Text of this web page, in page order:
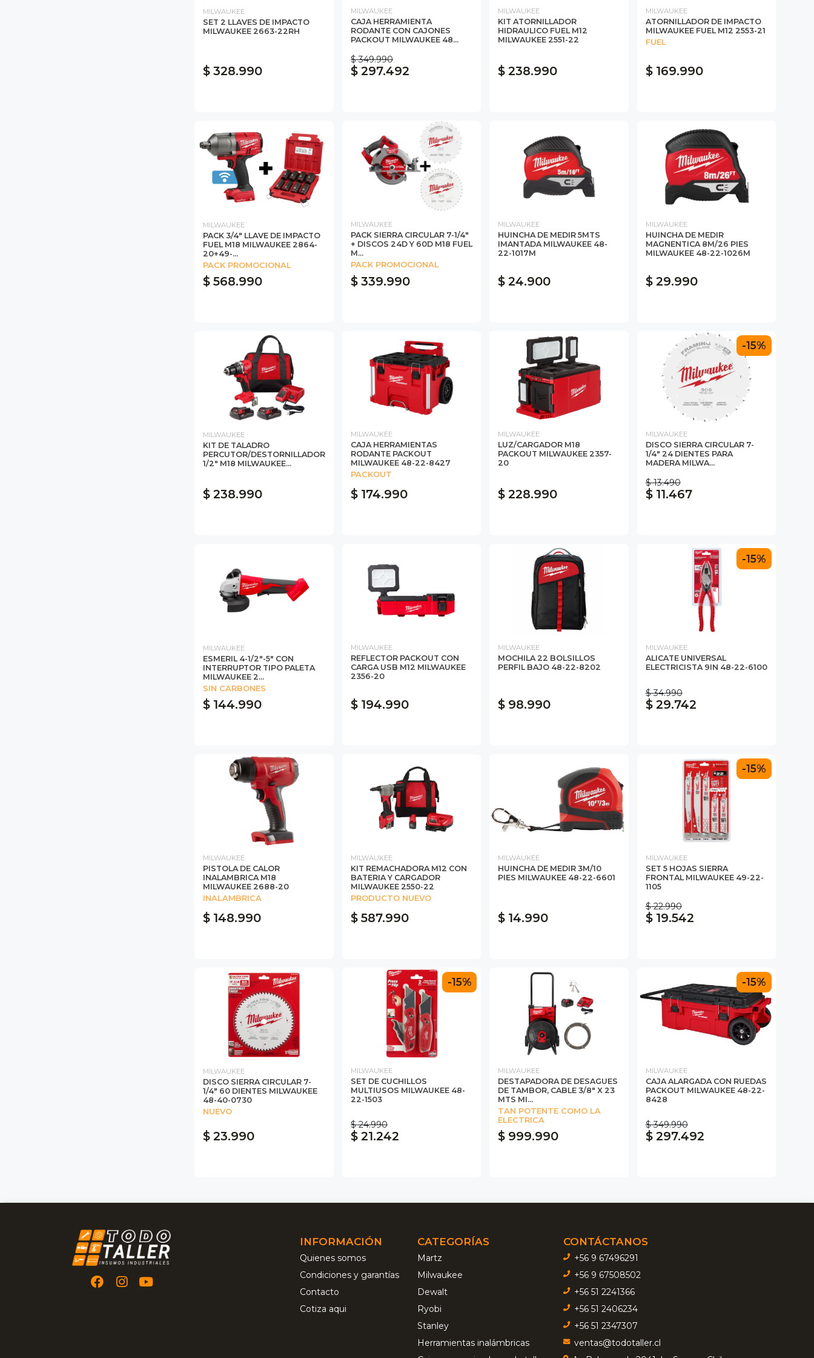
MILWAUKEE
SET 2 LLAVES DE IMPACTO
MILWAUKEE 2663-22RH
$ 328.990
MILWAUKEE
CAJA HERRAMIENTA
RODANTE CON CAJONES
PACKOUT MILWAUKEE 48...
$ 349.990
$ 297.492
MILWAUKEE
KIT ATORNILLADOR
HIDRAULICO FUEL M12
MILWAUKEE 2551-22
$ 238.990
MILWAUKEE
ATORNILLADOR DE IMPACTO
MILWAUKEE FUEL M12 2553-21
FUEL
$ 169.990
MILWAUKEE
PACK 3/4" LLAVE DE IMPACTO
FUEL M18 MILWAUKEE 2864-
20+49-...
PACK PROMOCIONAL
$ 568.990
MILWAUKEE
PACK SIERRA CIRCULAR 7-1/4"
+ DISCOS 24D Y 60D M18 FUEL
M...
PACK PROMOCIONAL
$ 339.990
MILWAUKEE
HUINCHA DE MEDIR 5MTS
IMANTADA MILWAUKEE 48-
22-1017M
$ 24.900
MILWAUKEE
HUINCHA DE MEDIR
MAGNENTICA 8M/26 PIES
MILWAUKEE 48-22-1026M
$ 29.990
MILWAUKEE
KIT DE TALADRO
PERCUTOR/DESTORNILLADOR
1/2" M18 MILWAUKEE...
$ 238.990
MILWAUKEE
CAJA HERRAMIENTAS
RODANTE PACKOUT
MILWAUKEE 48-22-8427
PACKOUT
$ 174.990
MILWAUKEE
LUZ/CARGADOR M18
PACKOUT MILWAUKEE 2357-
20
$ 228.990
-15%
MILWAUKEE
DISCO SIERRA CIRCULAR 7-
1/4" 24 DIENTES PARA
MADERA MILWA...
$ 13.490
$ 11.467
MILWAUKEE
ESMERIL 4-1/2"-5" CON
INTERRUPTOR TIPO PALETA
MILWAUKEE 2...
SIN CARBONES
$ 144.990
MILWAUKEE
REFLECTOR PACKOUT CON
CARGA USB M12 MILWAUKEE
2356-20
$ 194.990
MILWAUKEE
MOCHILA 22 BOLSILLOS
PERFIL BAJO 48-22-8202
$ 98.990
-15%
MILWAUKEE
ALICATE UNIVERSAL
ELECTRICISTA 9IN 48-22-6100
$ 34.990
$ 29.742
MILWAUKEE
PISTOLA DE CALOR
INALAMBRICA M18
MILWAUKEE 2688-20
INALAMBRICA
$ 148.990
MILWAUKEE
KIT REMACHADORA M12 CON
BATERIA Y CARGADOR
MILWAUKEE 2550-22
PRODUCTO NUEVO
$ 587.990
MILWAUKEE
HUINCHA DE MEDIR 3M/10
PIES MILWAUKEE 48-22-6601
$ 14.990
-15%
MILWAUKEE
SET 5 HOJAS SIERRA
FRONTAL MILWAUKEE 49-22-
1105
$ 22.990
$ 19.542
MILWAUKEE
DISCO SIERRA CIRCULAR 7-
1/4" 60 DIENTES MILWAUKEE
48-40-0730
NUEVO
$ 23.990
-15%
MILWAUKEE
SET DE CUCHILLOS
MULTIUSOS MILWAUKEE 48-
22-1503
$ 24.990
$ 21.242
MILWAUKEE
DESTAPADORA DE DESAGUES
DE TAMBOR, CABLE 3/8" X 23
MTS MI...
TAN POTENTE COMO LA
ELECTRICA
$ 999.990
-15%
MILWAUKEE
CAJA ALARGADA CON RUEDAS
PACKOUT MILWAUKEE 48-22-
8428
$ 349.990
$ 297.492
INFORMACIÓN
Quienes somos
Condiciones y garantías
Contacto
Cotiza aqui
CATEGORÍAS
Martz
Milwaukee
Dewalt
Ryobi
Stanley
Herramientas inalámbricas
CONTÁCTANOS
+56 9 67496291
+56 9 67508502
+56 51 2241366
+56 51 2406234
+56 51 2347307
ventas@todotaller.cl